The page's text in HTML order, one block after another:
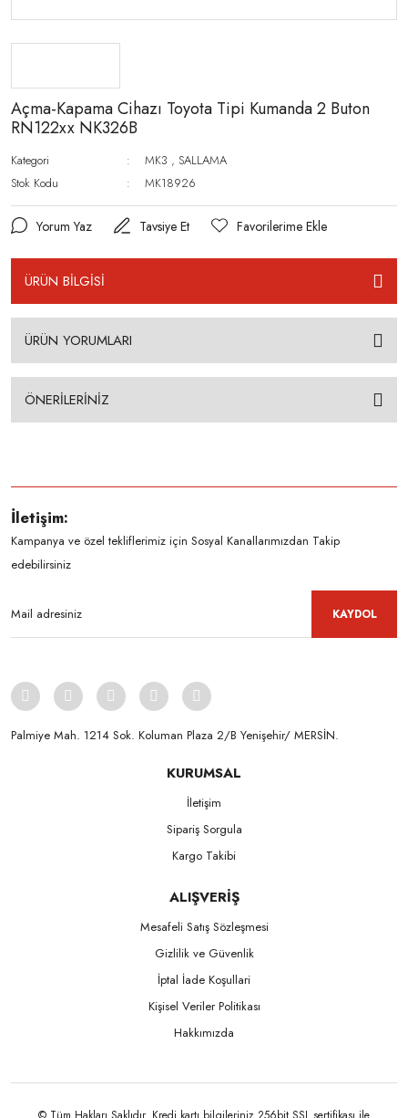
Açma-Kapama Cihazı Toyota Tipi Kumanda 2 Buton
RN122xx NK326B
Kategori MK3 ,SALLAMA
Stok Kodu
MK18926
Yorum Yaz Tavsiye Et
ÜRÜN BİLGİSİ
ÜRÜN YORUMLARI
ÖNERİLERİNİZ
İletişim:
Kampanya ve özel tekliflerimiz için Sosyal Kanallarımızdan Takip
edebilirsiniz
KAYDOL
Palmiye Mah. 1214 Sok. Koluman Plaza 2/B Yenişehir/ MERSİN.ㅤㅤㅤㅤㅤㅤㅤㅤㅤㅤㅤㅤㅤㅤㅤㅤㅤㅤㅤㅤㅤㅤㅤㅤㅤㅤㅤㅤㅤㅤㅤㅤㅤㅤㅤ ㅤㅤㅤㅤㅤㅤㅤㅤㅤㅤ
KURUMSAL
İletişim
Sipariş Sorgula
Kargo Takibi
ALIŞVERİŞ
Mesafeli Satış Sözleşmesi
Gizlilik ve Güvenlik
İptal İade Koşullari
Kişisel Veriler Politikası
Hakkımızda